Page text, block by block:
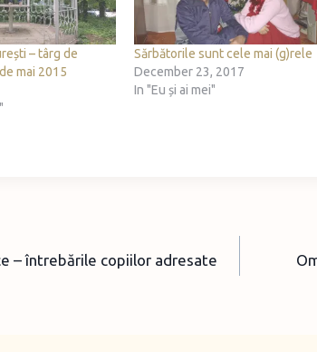
– târg de
mai 2015
Sărbătorile sunt cele mai (g)rele
December 23, 2017
In "Eu și ai mei"
– întrebările copiilor adresate